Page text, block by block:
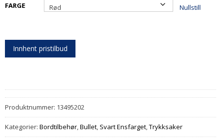
FARGE Nullstill
Innhent pristilbud
Produktnummer: 13495202
Kategorier: Bordtilbehør,Bullet, Svart Ensfarget,Trykksaker